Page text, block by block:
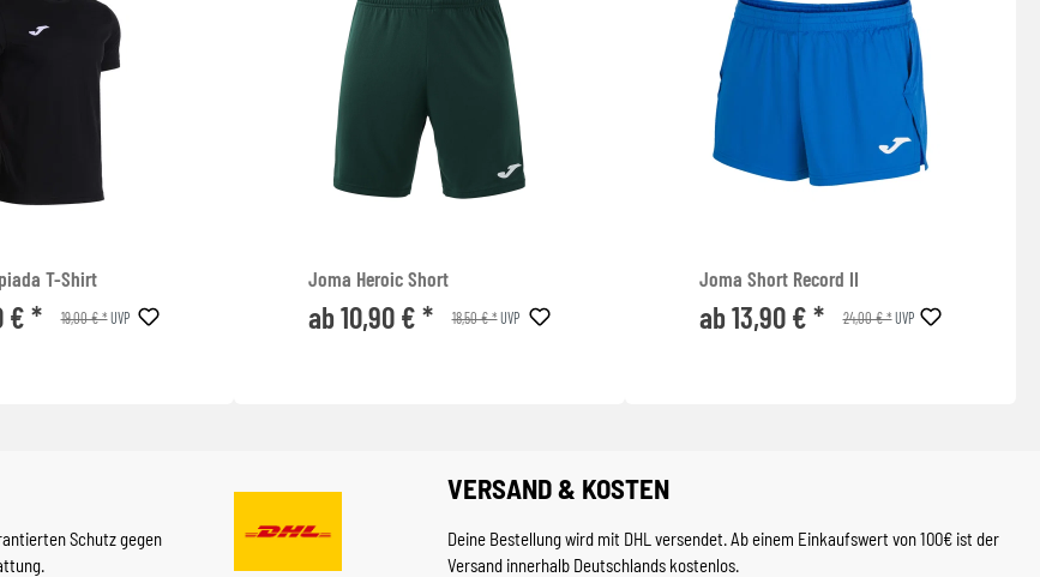
T-Shirt
€ * 19,00 € *UVP
Joma Heroic Short
ab 10,90 € * 18,50 € *UVP
Joma Short Record II
ab 13,90 € * 24,00 € *UVP
Schutz gegen
VERSAND & KOSTEN
Deine Bestellung wird mit DHL versendet. Ab einem Einkaufswert von 100€ ist der
Versand innerhalb Deutschlands kostenlos.